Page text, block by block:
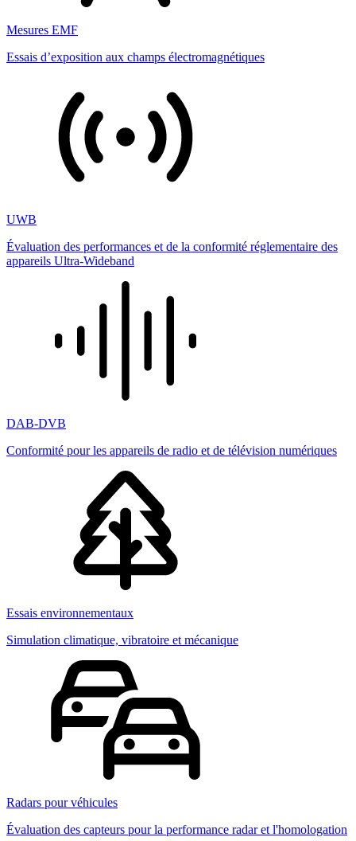
Mesures EMF
Essais d’exposition aux champs électromagnétiques
UWB
Évaluation des performances et de la conformité réglementaire des
appareils Ultra-Wideband
DAB-DVB
Conformité pour les appareils de radio et de télévision numériques
Essais environnementaux
Simulation climatique, vibratoire et mécanique
Radars pour véhicules
Évaluation des capteurs pour la performance radar et l'homologation